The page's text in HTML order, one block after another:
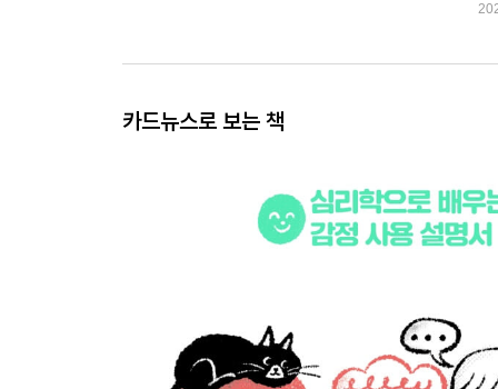
카드뉴스로 보는 책